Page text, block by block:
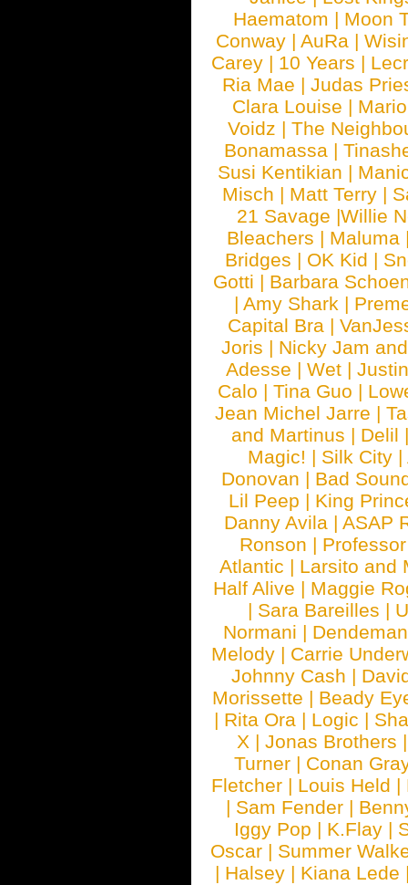
Haematom | Moon
Conway |AuRa |
Carey | 10 Years |
Ria Mae |Judas
Clara Louise |
Voidz |The
Bonamassa |
Susi Kentikian |
Misch | Matt Terry |
21 Savage |Willie
Bleachers | Maluma
Bridges | OK Kid |
Gotti | Barbara
| Amy Shark |
Capital Bra |
Joris | Nicky Jam
Adesse | Wet |
Calo | Tina Guo |
Jean Michel Jarre |
and Martinus | Delil
Magic! | Silk City |
Donovan | Bad
Lil Peep | King
Danny Avila | ASAP
Ronson |
Atlantic | Larsito and
Half Alive | Maggie
| Sara Bareilles |
Normani |
Melody | Carrie
Johnny Cash |
Morissette | Beady
| Rita Ora | Logic |
X | Jonas Brothers
Turner | Conan
Fletcher | Louis Held |
| Sam Fender |
Iggy Pop | K.Flay |
Oscar | Summer
| Halsey | Kiana Lede